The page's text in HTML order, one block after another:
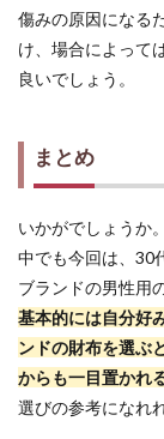
傷みの原因になる
け、場合によって
良いでしょう。
まとめ
いかがでしょうか
中でも今回は、30
ブランドの男性用
基本的には自分好
ンドの財布を選ぶ
からも一目置かれ
選びの参考になれ